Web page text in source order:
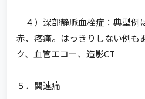
４）深部静脈血栓症：典型例
赤、疼痛。はっきりしない例
ク、血管エコー、造影CT
５．関連痛